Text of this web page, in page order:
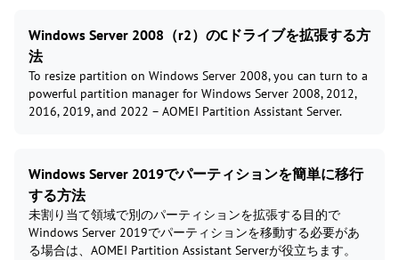
Windows Server 2008（r2）のCドライブを拡張する方
法
To resize partition on Windows Server 2008, you can turn to a
powerful partition manager for Windows Server 2008, 2012,
2016, 2019, and 2022 – AOMEI Partition Assistant Server.
Windows Server 2019でパーティションを簡単に移行
する方法
未割り当て領域で別のパーティションを拡張する目的で
Windows Server 2019でパーティションを移動する必要があ
る場合は、AOMEI Partition Assistant Serverが役立ちます。